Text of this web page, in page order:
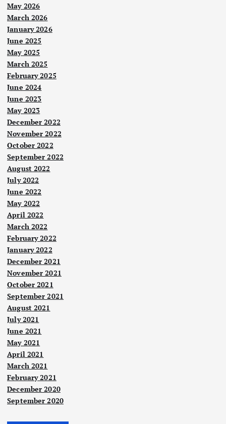
May 2026
March 2026
January 2026
June 2025
May 2025
March 2025
February 2025
June 2024
June 2023
May 2023
December 2022
November 2022
October 2022
September 2022
August 2022
July 2022
June 2022
May 2022
April 2022
March 2022
February 2022
January 2022
December 2021
November 2021
October 2021
September 2021
August 2021
July 2021
June 2021
May 2021
April 2021
March 2021
February 2021
December 2020
September 2020